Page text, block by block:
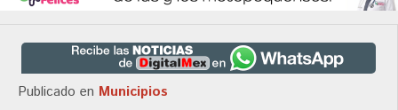
Publicado en Municipios